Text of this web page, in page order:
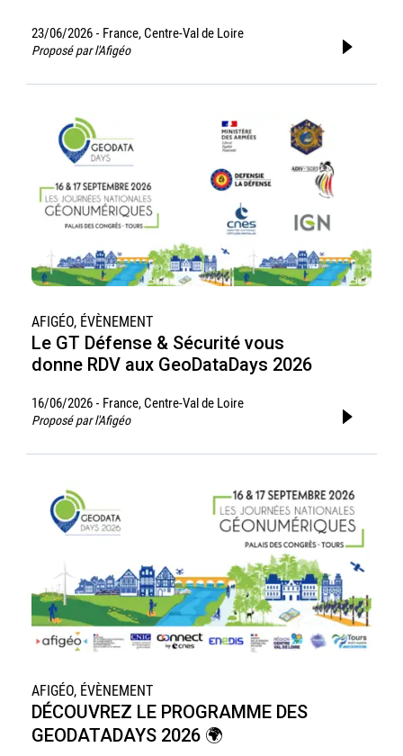
23/06/2026 - France, Centre-Val de Loire
Proposé par l'Afigéo
AFIGÉO, ÉVÈNEMENT
Le GT Défense & Sécurité vous
donne RDV aux GeoDataDays 2026
16/06/2026 - France, Centre-Val de Loire
Proposé par l'Afigéo
AFIGÉO, ÉVÈNEMENT
DÉCOUVREZ LE PROGRAMME DES
GEODATADAYS 2026 🌍